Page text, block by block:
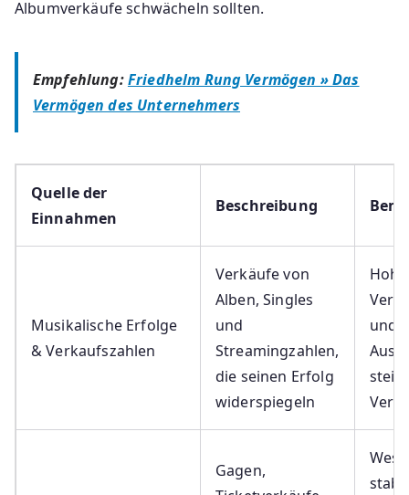
Albumverkäufe schwächeln sollten.
Empfehlung:Friedhelm Rung Vermögen » Das
Vermögen des Unternehmers
Quelle der
Einnahmen
Beschreibung
Musikalische Erfolge
& Verkaufszahlen
Verkäufe von
Alben, Singles
und
Streamingzahlen,
die seinen Erfolg
widerspiegeln
Hohe
und
Gagen,